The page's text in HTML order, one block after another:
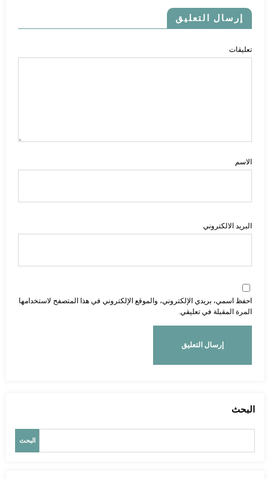
إرسال التعليق
تعليقات
الاسم
البريد الالكتروني
احفظ اسمي، بريدي الإلكتروني، والموقع الإلكتروني في هذا المتصفح لاستخدامها
المرة المقبلة في تعليقي.
البحث
البحث